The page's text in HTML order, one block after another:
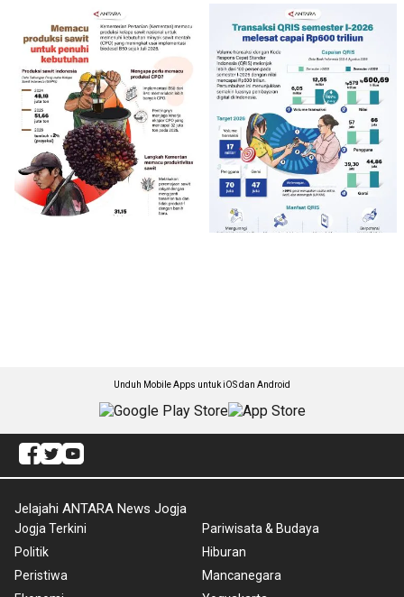
Unduh Mobile Apps untuk iOS dan Android
Jelajahi ANTARA News Jogja
Jogja Terkini
Politik
Peristiwa
Pariwisata & Budaya
Hiburan
Mancanegara